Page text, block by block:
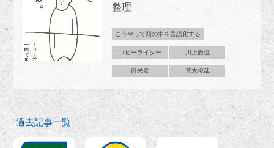
整理
こうやって頭の中を言語化する
コピーライター 川上徹也
自民党 荒木俊哉
過去記事一覧